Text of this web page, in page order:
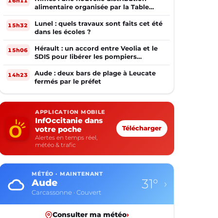
alimentaire organisée par la Table
Ouverte
15h32
Lunel : quels travaux sont faits cet été
dans les écoles ?
15h06
Hérault : un accord entre Veolia et le
SDIS pour libérer les pompiers
volontaires
14h23
Aude : deux bars de plage à Leucate
fermés par le préfet
APPLICATION MOBILE
InfOccitanie dans
votre poche
Alertes en temps réel,
météo & trafic
Télécharger
MÉTÉO · MAINTENANT
Aveyron
Rodez · Plutôt dégagé
26° ›
Consulter ma météo›